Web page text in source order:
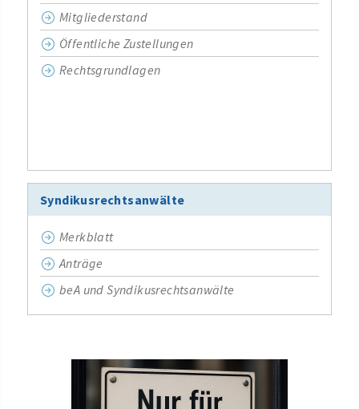
Mitgliederstand
Öffentliche Zustellungen
Rechtsgrundlagen
Syndikusrechtsanwälte
Merkblatt
Anträge
beA und Syndikusrechtsanwälte